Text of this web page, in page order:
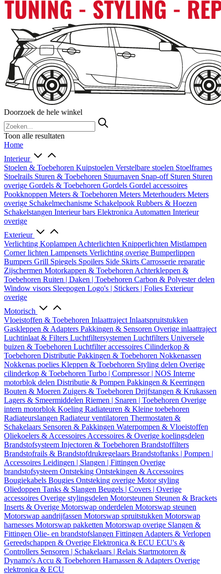
Doorzoek de hele winkel
Toon alle resultaten
Home
Interieur
Stoelen & Toebehoren Kuipstoelen Verstelbare stoelen Stoelframes
Stoelrails Sturen & Toebehoren Stuurnaven Snap-off Sturen Sturen
overige Gordels & Toebehoren Gordels Gordel accessoires
Pookknoppen Meters & Toebehoren Meters Meterhouders Meters
overige Schakelmechanisme Schakelpook Rubbers & Hoezen
Schakelstangen Interieur bars Elektronica Automatten Interieur
overige
Exterieur
Verlichting Koplampen Achterlichten Knipperlichten Mistlampen
Corner lichten Lampensets Verlichting overige Bumperlippen
Bumpers Grill Spiegels Spoilers Side Skirts Carrosserie reparatie
Zijschermen Motorkappen & Toebehoren Achterkleppen &
Toebehoren Ruiten | Daken | Toebehoren Carbon & Polyester delen
Window visors Sleepogen Logo's | Stickers | Folies Exterieur
overige
Motorisch
Vloeistoffen & Toebehoren Inlaattraject Inlaatspruitstukken
Gaskleppen & Adapters Pakkingen & Sensoren Overige inlaattraject
Luchtinlaat & Filters Luchtfiltersystemen Luchtfilters Universele
buizen & Toebehoren Luchtfilter accessoires Cilinderkop &
Toebehoren Distributie Pakkingen & Toebehoren Nokkenassen
Nokkenas poelies Kleppen & Toebehoren Styling delen Overige
cilinderkop & Toebehoren Turbo | Compressor | NOS Interne
motorblok delen Distributie & Pompen Pakkingen & Keerringen
Bouten & Moeren Zuigers & Toebehoren Drijfstangen & Krukassen
Lagers & Smeermiddelen Riemen | Snaren | Toebehoren Overige
intern motorblok Koeling Radiateuren & Kleine toebehoren
Radiateurslangen Radiateur ventilatoren Thermostaten &
Schakelaars Sensoren & Pakkingen Waterpompen & Vloeistoffen
Oliekoelers & Accessoires Accessoires & Overige koelingsdelen
Brandstofsysteem Injectoren & Toebehoren Brandstoffilters
Brandstofrails & Brandstofdrukregelaars Brandstoftanks | Pompen |
Accessoires Leidingen | Slangen | Fittingen Overige
brandstofsysteem Ontsteking Ontstekingen & Accessoires
Bougiekabels Bougies Ontsteking overige Motor styling
Oliedoppen Tanks & Slangen Beugels | Covers | Overige
accessoires Overige stylingsdelen Motorsteunen Steunen & Brackets
Inserts & Overige Motorswap onderdelen Motorswap steunen
Motorswap aandrijfassen Motorswap spruitstukken Motorswap
harnesses Motorswap pakketten Motorswap overige Slangen &
Fittingen Olie- en brandstofslangen Fittingen Adapters & Verlopen
Gereedschappen & Overige Elektronica & ECU ECU's &
Controllers Sensoren | Schakelaars | Relais Startmotoren &
Dynamo's Accu & Toebehoren Harnassen & Adapters Overige
elektronica & ECU